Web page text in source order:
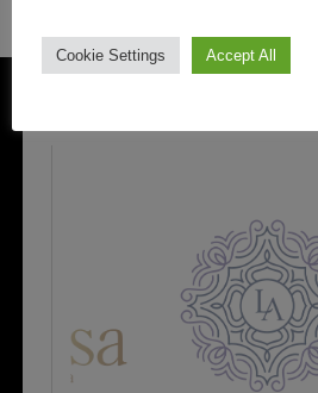
Nuestros
Cookie Settings Accept All